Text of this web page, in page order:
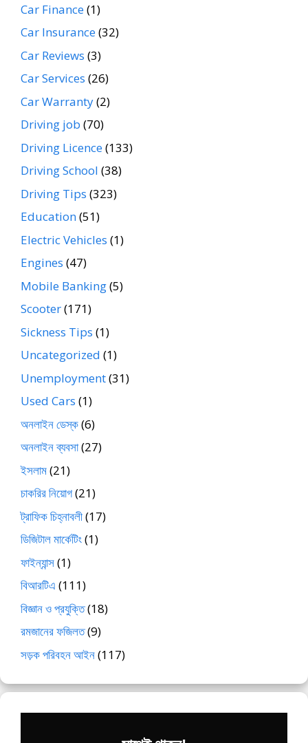
Car Finance(1)
Car Insurance(32)
Car Reviews (3)
Car Services (26)
Car Warranty(2)
Driving job (70)
Driving Licence(133)
Driving School (38)
Driving Tips (323)
Education(51)
Electric Vehicles (1)
Engines (47)
Mobile Banking(5)
Scooter(171)
Sickness Tips (1)
Uncategorized (1)
Unemployment(31)
Used Cars (1)
অনলাইন ডেস্ক(6)
অনলাইন ব্যবসা(27)
ইসলাম(21)
চাকরির নিয়োগ(21)
ট্রাফিক চিহ্নাবলী(17)
ডিজিটাল মার্কেটিং(1)
ফাইন্যান্স(1)
বিআরটিএ (111)
বিজ্ঞান ও প্রযুক্তি(18)
রমজানের ফজিলত(9)
সড়ক পরিবহন আইন(117)